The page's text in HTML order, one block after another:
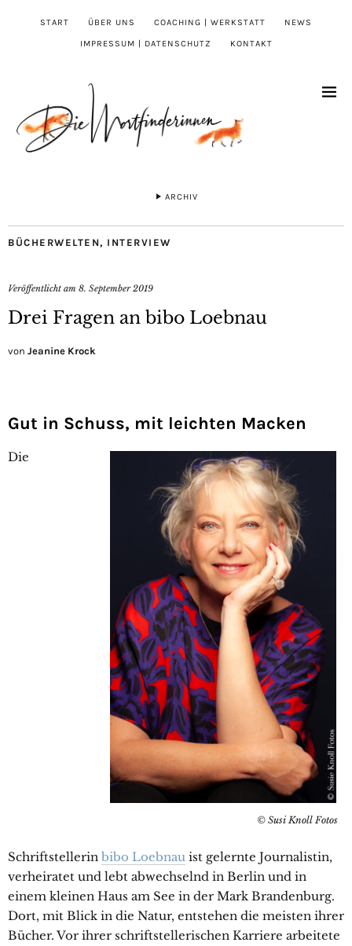
START ÜBER UNS COACHING | WERKSTATT NEWS
IMPRESSUM | DATENSCHUTZ KONTAKT
ARCHIV
BÜCHERWELTEN, INTERVIEW
Veröffentlicht am 8. September 2019
Drei Fragen an bibo Loebnau
von Jeanine Krock
Gut in Schuss, mit leichten Macken
© Susi Knoll Fotos
Die
Schriftstellerin bibo Loebnau ist gelernte Journalistin,
verheiratet und lebt abwechselnd in Berlin und in
einem kleinen Haus am See in der Mark Brandenburg.
Dort, mit Blick in die Natur, entstehen die meisten ihrer
Bücher. Vor ihrer schriftstellerischen Karriere arbeitete